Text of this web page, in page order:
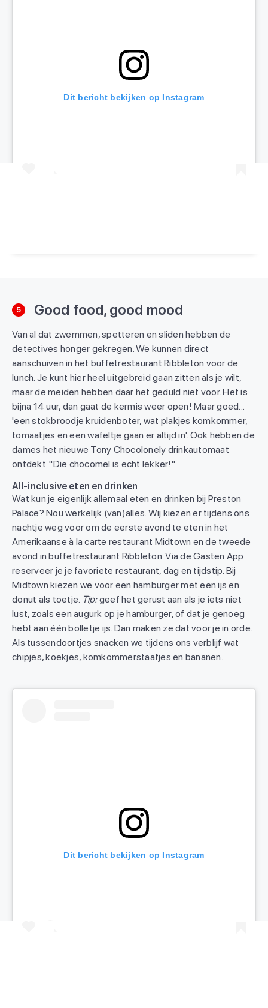
Dit bericht bekijken op Instagram
5 Good food, good mood
Van al dat zwemmen, spetteren en sliden hebben de
detectives honger gekregen. We kunnen direct
aanschuiven in het buffetrestaurant Ribbleton voor de
lunch. Je kunt hier heel uitgebreid gaan zitten als je wilt,
maar de meiden hebben daar het geduld niet voor. Het is
bijna 14 uur, dan gaat de kermis weer open! Maar goed...
'een stokbroodje kruidenboter, wat plakjes komkommer,
tomaatjes en een wafeltje gaan er altijd in'. Ook hebben de
dames het nieuwe Tony Chocolonely drinkautomaat
ontdekt. "Die chocomel is echt lekker!"
All-inclusive eten en drinken
Wat kun je eigenlijk allemaal eten en drinken bij Preston
Palace? Nou werkelijk (van)alles. Wij kiezen er tijdens ons
nachtje weg voor om de eerste avond te eten in het
Amerikaanse à la carte restaurant Midtown en de tweede
avond in buffetrestaurant Ribbleton. Via de Gasten App
reserveer je je favoriete restaurant, dag en tijdstip. Bij
Midtown kiezen we voor een hamburger met een ijs en
donut als toetje. Tip:geef het gerust aan als je iets niet
lust, zoals een augurk op je hamburger, of dat je genoeg
hebt aan één bolletje ijs. Dan maken ze dat voor je in orde.
Als tussendoortjes snacken we tijdens ons verblijf wat
chipjes, koekjes, komkommerstaafjes en bananen.
Dit bericht bekijken op Instagram